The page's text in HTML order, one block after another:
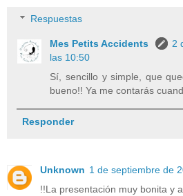
Respuestas
Mes Petits Accidents
2
las 10:50
Sí, sencillo y simple, que
bueno!! Ya me contarás
Responder
Unknown 1 de septiembre de
!!La presentación muy bonita y